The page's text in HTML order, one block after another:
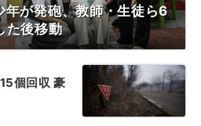
年が発砲、教師・生徒ら6
た後移動
個回収 豪